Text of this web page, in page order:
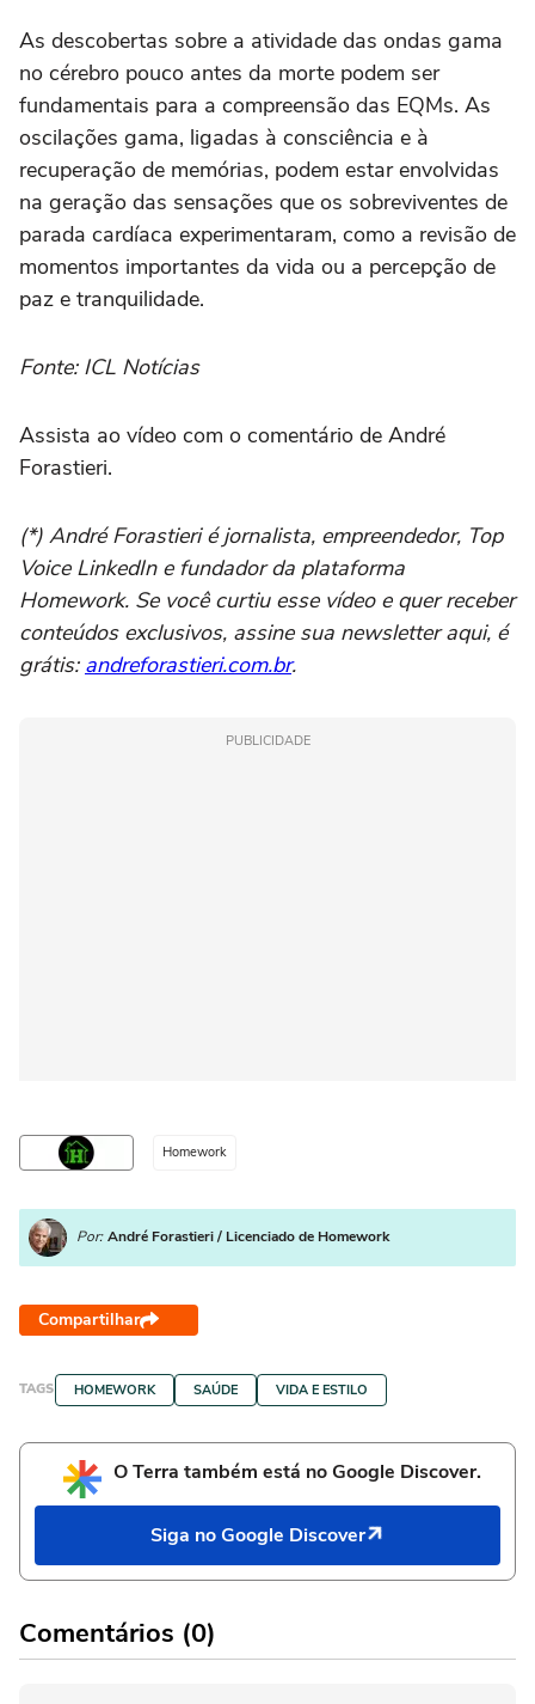
As descobertas sobre a atividade das ondas gama
no cérebro pouco antes da morte podem ser
fundamentais para a compreensão das EQMs. As
oscilações gama, ligadas à consciência e à
recuperação de memórias, podem estar envolvidas
na geração das sensações que os sobreviventes de
parada cardíaca experimentaram, como a revisão de
momentos importantes da vida ou a percepção de
paz e tranquilidade.
Fonte: ICL Notícias
Assista ao vídeo com o comentário de André
Forastieri.
(*) André Forastieri é jornalista, empreendedor, Top
Voice LinkedIn e fundador da plataforma
Homework. Se você curtiu esse vídeo e quer receber
conteúdos exclusivos, assine sua newsletter aqui, é
grátis: andreforastieri.com.br.
PUBLICIDADE
Homework
Por: André Forastieri / Licenciado de Homework
Compartilhar
TAGS HOMEWORK SAÚDE VIDA E ESTILO
O Terra também está no Google Discover.
Siga no Google Discover
Comentários (0)